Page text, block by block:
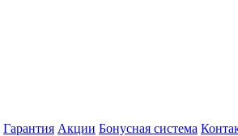
Гарантия Акции Бонусная система